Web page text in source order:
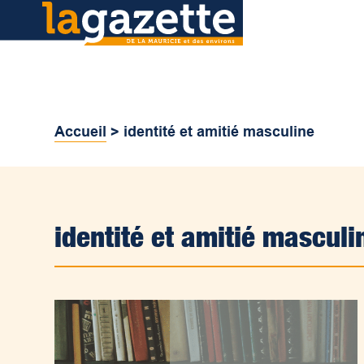
Accueil > identité et amitié masculine
identité et amitié